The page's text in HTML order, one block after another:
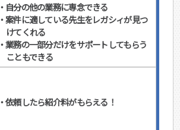
・自分の他の業務に専念できる
・案件に適している先生をレガシィが見つ
けてくれる
・業務の一部分だけをサポートしてもらう
こともできる
・依頼したら紹介料がもらえる！